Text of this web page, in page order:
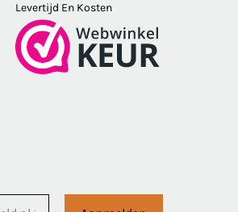
Levertijd En Kosten